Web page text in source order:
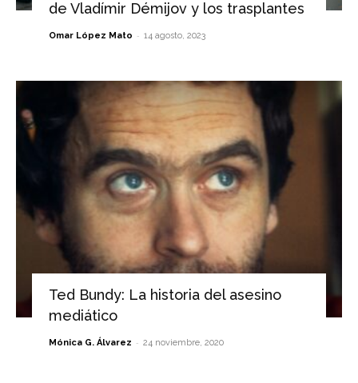
de Vladímir Démijov y los trasplantes
Omar López Mato - 14 agosto, 2023
Ted Bundy: La historia del asesino
mediático
Mónica G. Álvarez - 24 noviembre, 2020